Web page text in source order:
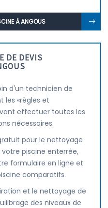
À ANGOUS
DE DEVIS
d'un technicien de
les «règles et
effectuer toutes les
nécessaires.
pour le nettoyage
piscine enterrée,
formulaire en ligne et
comparatifs.
et le nettoyage de
des niveaux de